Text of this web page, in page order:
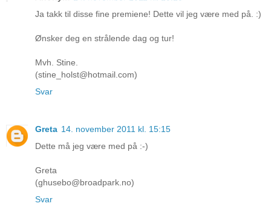
Ja takk til disse fine premiene! Dette vil jeg være med på. :)
Ønsker deg en strålende dag og tur!
Mvh. Stine.
(stine_holst@hotmail.com)
Svar
Greta 14. november 2011 kl. 15:15
Dette må jeg være med på :-)
Greta
(ghusebo@broadpark.no)
Svar